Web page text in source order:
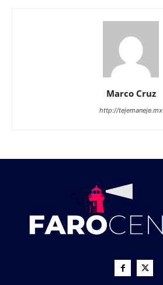
Marco Cruz
http://tejemaneje.mx